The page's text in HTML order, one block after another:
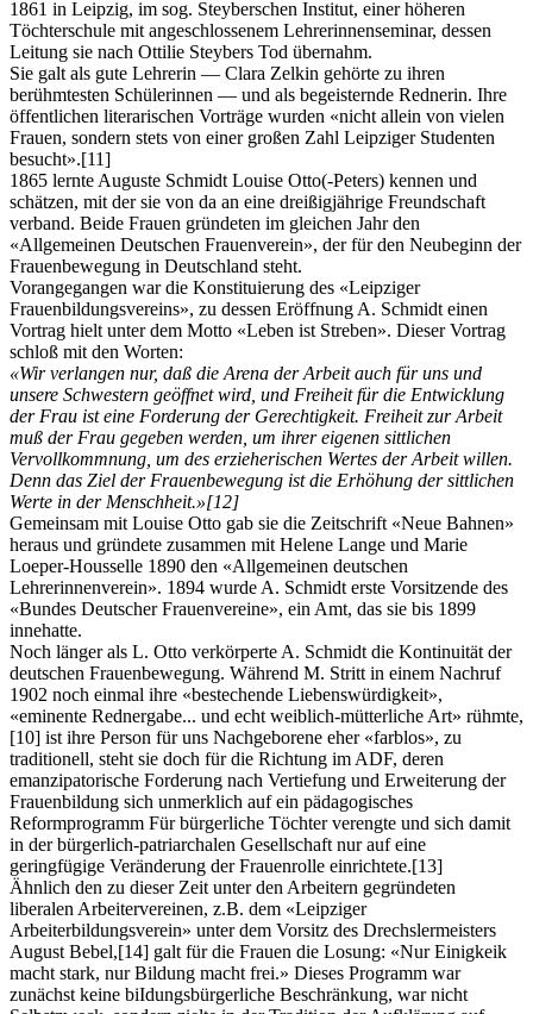
1861 in Leipzig, im sog. Steyberschen Institut, einer höheren
Töchterschule mit angeschlossenem Lehrerinnenseminar, dessen
Leitung sie nach Ottilie Steybers Tod übernahm.
Sie galt als gute Lehrerin — Clara Zelkin gehörte zu ihren
berühmtesten Schülerinnen — und als begeisternde Rednerin. Ihre
öffentlichen literarischen Vorträge wurden «nicht allein von vielen
Frauen, sondern stets von einer großen Zahl Leipziger Studenten
besucht».[11]
1865 lernte Auguste Schmidt Louise Otto(-Peters) kennen und
schätzen, mit der sie von da an eine dreißigjährige Freundschaft
verband. Beide Frauen gründeten im gleichen Jahr den
«Allgemeinen Deutschen Frauenverein», der für den Neubeginn der
Frauenbewegung in Deutschland steht.
Vorangegangen war die Konstituierung des «Leipziger
Frauenbildungsvereins», zu dessen Eröffnung A. Schmidt einen
Vortrag hielt unter dem Motto «Leben ist Streben». Dieser Vortrag
schloß mit den Worten:
«Wir verlangen nur, daß die Arena der Arbeit auch für uns und
unsere Schwestern geöffnet wird, und Freiheit für die Entwicklung
der Frau ist eine Forderung der Gerechtigkeit. Freiheit zur Arbeit
muß der Frau gegeben werden, um ihrer eigenen sittlichen
Vervollkommnung, um des erzieherischen Wertes der Arbeit willen.
Denn das Ziel der Frauenbewegung ist die Erhöhung der sittlichen
Werte in der Menschheit.»[12]
Gemeinsam mit Louise Otto gab sie die Zeitschrift «Neue Bahnen»
heraus und gründete zusammen mit Helene Lange und Marie
Loeper-Housselle 1890 den «Allgemeinen deutschen
Lehrerinnenverein». 1894 wurde A. Schmidt erste Vorsitzende des
«Bundes Deutscher Frauenvereine», ein Amt, das sie bis 1899
innehatte.
Noch länger als L. Otto verkörperte A. Schmidt die Kontinuität der
deutschen Frauenbewegung. Während M. Stritt in einem Nachruf
1902 noch einmal ihre «bestechende Liebenswürdigkeit»,
«eminente Rednergabe... und echt weiblich-mütterliche Art» rühmte,
[10] ist ihre Person für uns Nachgeborene eher «farblos», zu
traditionell, steht sie doch für die Richtung im ADF, deren
emanzipatorische Forderung nach Vertiefung und Erweiterung der
Frauenbildung sich unmerklich auf ein pädagogisches
Reformprogramm Für bürgerliche Töchter verengte und sich damit
in der bürgerlich-patriarchalen Gesellschaft nur auf eine
geringfügige Veränderung der Frauenrolle einrichtete.[13]
Ähnlich den zu dieser Zeit unter den Arbeitern gegründeten
liberalen Arbeitervereinen, z.B. dem «Leipziger
Arbeiterbildungsverein» unter dem Vorsitz des Drechslermeisters
August Bebel,[14] galt für die Frauen die Losung: «Nur Einigkeik
macht stark, nur Bildung macht frei.» Dieses Programm war
zunächst keine biIdungsbürgerliche Beschränkung, war nicht